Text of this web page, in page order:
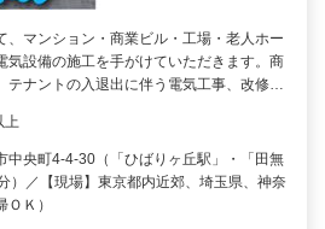
、マンション・商業ビル・工場・老人ホー
気設備の施工を手がけていただきます。商
テナントの入退出に伴う電気工事、改修…
上
中央町4-4-30（「ひばりヶ丘駅」・「田無
）／【現場】東京都内近郊、埼玉県、神奈
Ｋ）